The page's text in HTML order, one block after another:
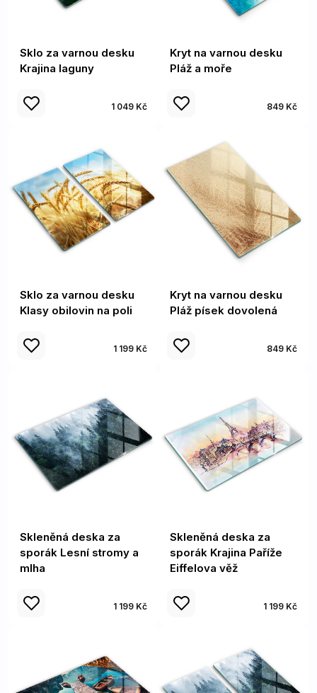
Sklo za varnou desku
Krajina laguny
1 049 Kč
Kryt na varnou desku
Pláž a moře
849 Kč
Sklo za varnou desku
Klasy obilovin na poli
1 199 Kč
Kryt na varnou desku
Pláž písek dovolená
849 Kč
Skleněná deska za
sporák Lesní stromy a
mlha
1 199 Kč
Skleněná deska za
sporák Krajina Paříže
Eiffelova věž
1 199 Kč